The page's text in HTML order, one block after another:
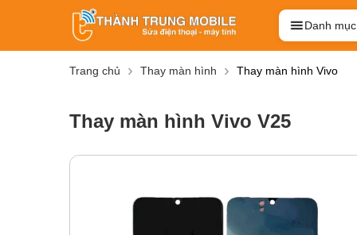
Danh mục
Trang chủ Thay màn hình Thay màn hình Vivo
Thay màn hình Vivo V25